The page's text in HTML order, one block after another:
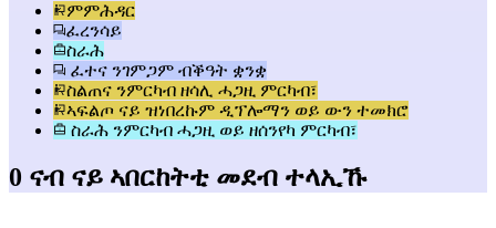
ምምሕዳር
ፈረንሳይ
ስራሕ
ፈተና ንገምጋም ብቕዓት ቋንቋ
ስልጠና ንምርካብ ዘሳሊ ሓጋዚ ምርካብ፣
ኣፍልጦ ናይ ዝነበረኩም ዲፕሎማን ወይ ውን ተመክሮ
ስራሕ ንምርካብ ሓጋዚ ወይ ዘሰንየካ ምርካብ፣
0 ናብ ናይ ኣበርከትቲ መደብ ተላኢኹ